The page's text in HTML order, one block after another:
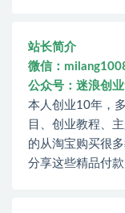
站长简介
微信：
公众号：迷浪创
本人创业10年，
目、创业教程、
的从淘宝购买很
分享这些精品付款